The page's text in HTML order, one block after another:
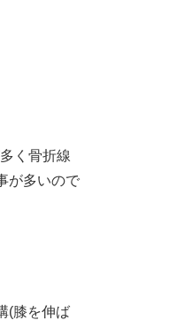
く骨折線
が多いので
(膝を伸ば